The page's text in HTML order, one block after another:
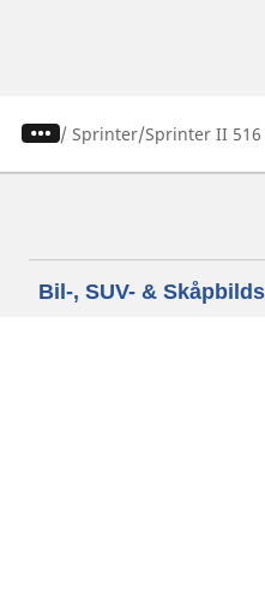
/ Sprinter Sprinter II
Bil-, SUV- &